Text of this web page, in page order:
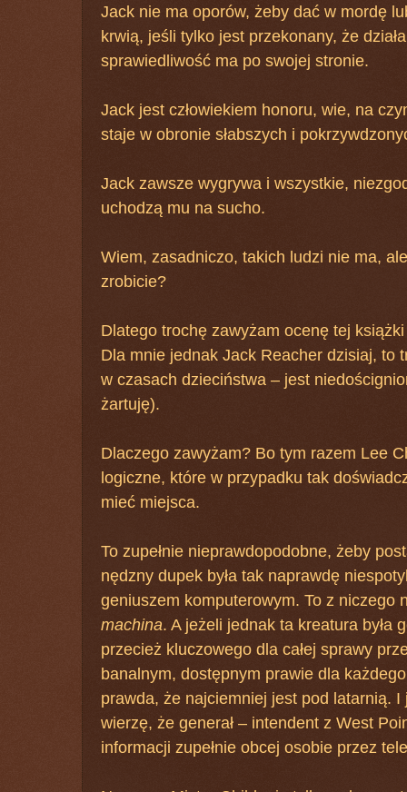
Jack nie ma oporów, żeby dać w mordę
krwią, jeśli tylko jest przekonany, że
sprawiedliwość ma po swojej stronie.
Jack jest człowiekiem honoru, wie, na
staje w obronie słabszych i
Jack zawsze wygrywa i wszystkie,
uchodzą mu na sucho.
Wiem, zasadniczo, takich ludzi nie ma,
zrobicie?
Dlatego trochę zawyżam ocenę tej
Dla mnie jednak Jack Reacher dzisiaj, to
w czasach dzieciństwa – jest
żartuję).
Dlaczego zawyżam? Bo tym razem Lee
logiczne, które w przypadku tak
mieć miejsca.
To zupełnie nieprawdopodobne, żeby
nędzny dupek była tak naprawdę
geniuszem komputerowym. To z niczego
machina. A jeżeli jednak ta kreatura była
przecież kluczowego dla całej sprawy
banalnym, dostępnym prawie dla
prawda, że najciemniej jest pod latarnią. I
wierzę, że generał – intendent z West
informacji zupełnie obcej osobie przez